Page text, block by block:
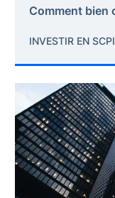
Comment bien
INVESTIR EN